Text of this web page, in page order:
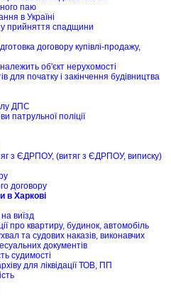
паю
в Україні
прийняття спадщини
договору купівлі-продажу,
належить об'єкт нерухомості
для початку і закінчення будівництва
ДПС
патрульної поліції
з ЄДРПОУ, (витяг з ЄДРПОУ, виписку)
договору
в Харкові
виїзд
про квартиру, будинок, автомобіль
та судових наказів, виконавчих
документів
судимості
для ліквідації ТОВ, ПП